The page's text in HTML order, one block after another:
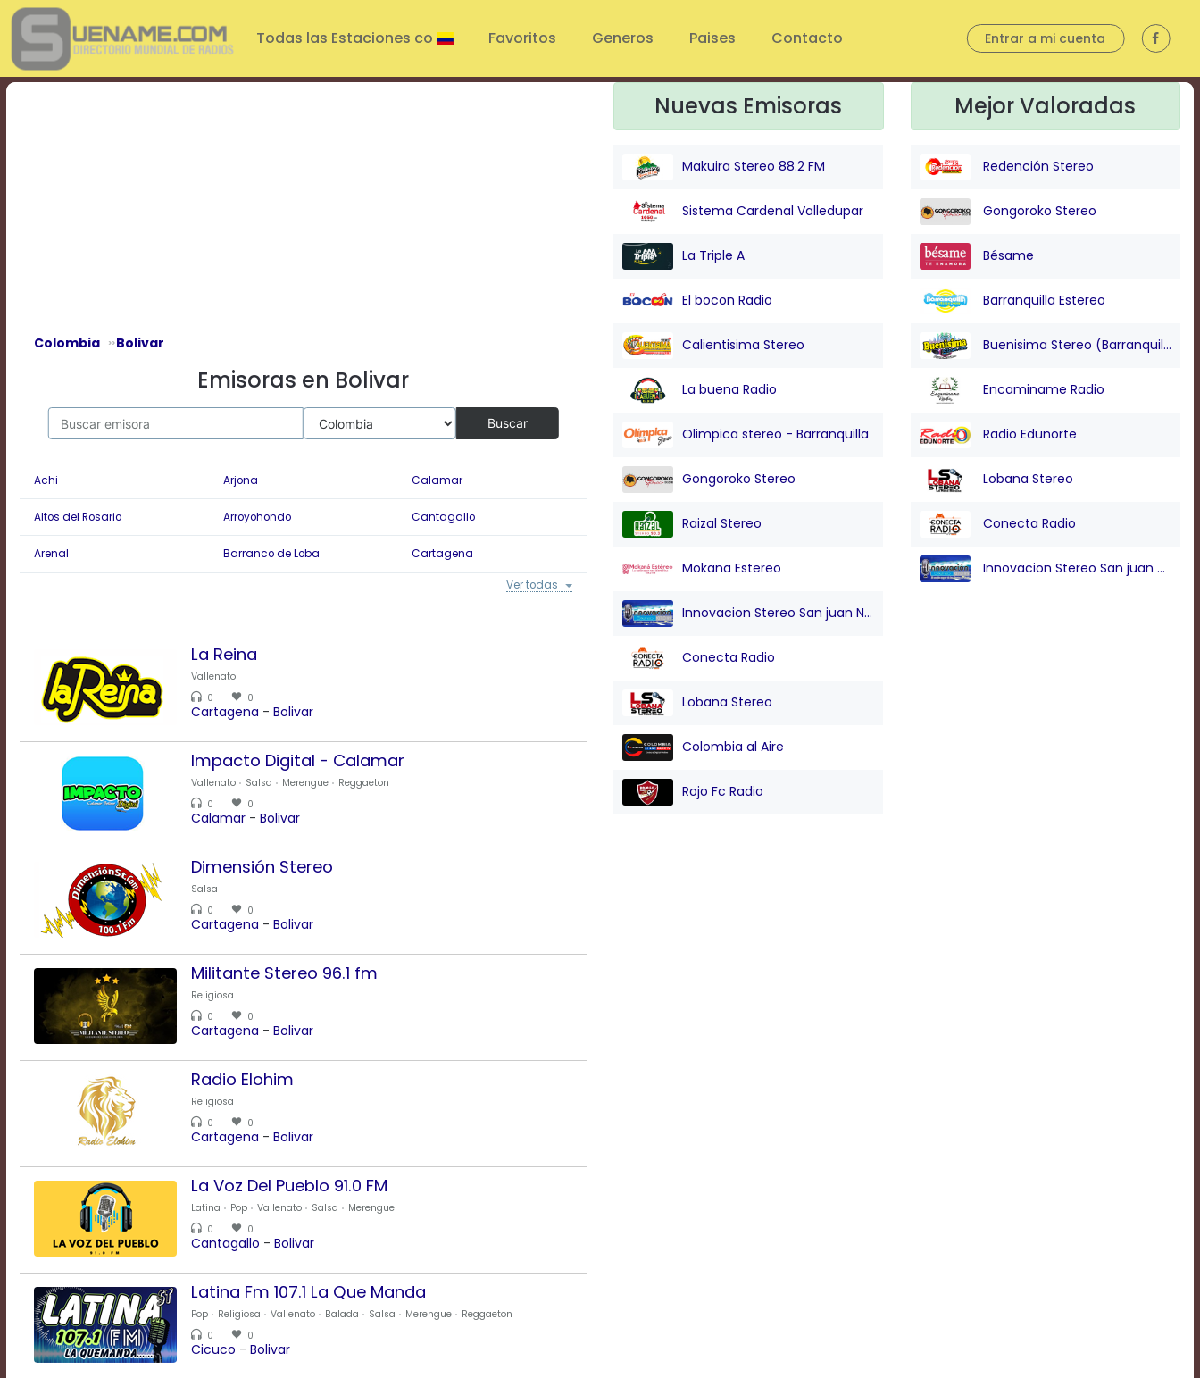
Play
Video
Play
Mute
Current
Chapters
descriptions
,
selected
Descriptions
subtitles
,
selected
Captions
Beginning
dialog
Escape
cancel
and
Color
Transparency
Background
Transparency
Todas las Estaciones co Favoritos Generos Paises Contacto Entrar a mi cuenta
Colombia Bolivar
Emisoras en Bolivar
Buscar
Achi
Altos del Rosario
Arenal
Arjona
Arroyohondo
Barranco de Loba
Calamar
Cantagallo
Cartagena
Cicuco
Clemencia
El Carmen de Bolivar Hatillo de Loba
Magangue
Ver todas
La Reina
Vallenato
0
0
Cartagena - Bolivar
Impacto Digital - Calamar
Vallenato Salsa Merengue
Reggaeton
0
0
Calamar - Bolivar
Dimensión Stereo
Salsa
0
0
Cartagena - Bolivar
Militante Stereo 96.1 fm
Religiosa
0
0
Cartagena - Bolivar
Radio Elohim
Religiosa
0
0
Cartagena - Bolivar
La Voz Del Pueblo 91.0 FM
Latina Pop Vallenato Salsa
Merengue
0
0
Cantagallo - Bolivar
Latina Fm 107.1 La Que Manda
Pop Religiosa Vallenato Balada Salsa Merengue
Reggaeton
0
0
Cicuco - Bolivar
Nuevas Emisoras
Makuira Stereo 88.2 FM
Sistema Cardenal Valledupar
La Triple A
El bocon Radio
Calientisima Stereo
La buena Radio
Olimpica stereo - Barranquilla
Gongoroko Stereo
Raizal Stereo
Mokana Estereo
Innovacion Stereo San juan Nepo
Conecta Radio
Lobana Stereo
Colombia al Aire
Rojo Fc Radio
Mejor Valoradas
Redención Stereo
Gongoroko Stereo
Bésame
Barranquilla Estereo
Buenisima Stereo (Barranquilla)
Encaminame Radio
Radio Edunorte
Lobana Stereo
Conecta Radio
Innovacion Stereo San juan Nepo